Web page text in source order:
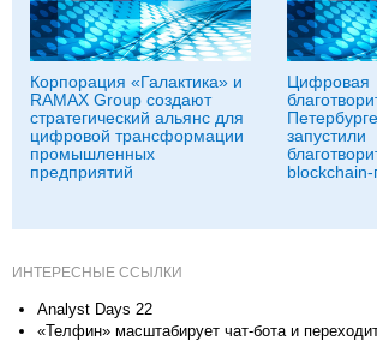
Корпорация «Галактика» и
RAMAX Group создают
стратегический альянс для
цифровой трансформации
промышленных
предприятий
Цифровая
запустили
blockchain-
ИНТЕРЕСНЫЕ ССЫЛКИ
Analyst Days 22
«Телфин» масштабирует чат-бота и